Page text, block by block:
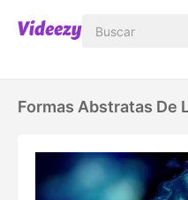
Formas Abstratas De